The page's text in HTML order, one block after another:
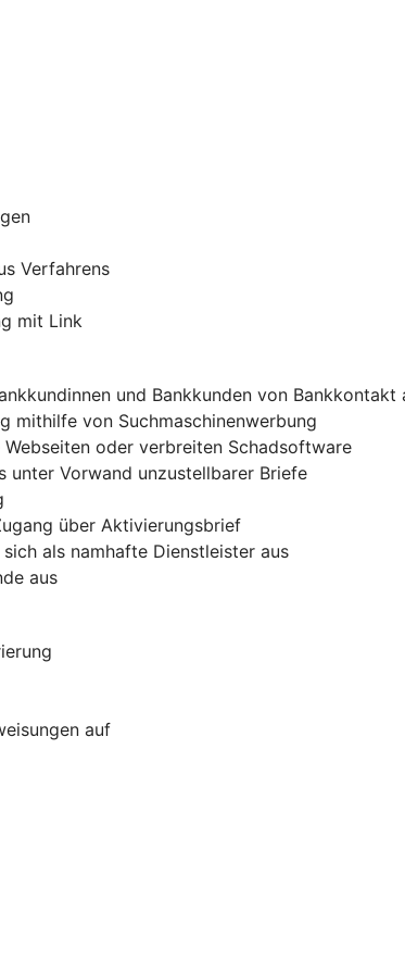
Verfahrens
mit Link
und Bankkunden von Bankkontakt
mithilfe von Suchmaschinenwerbung
oder verbreiten Schadsoftware
unter Vorwand unzustellbarer Briefe
über Aktivierungsbrief
als namhafte Dienstleister aus
aus
auf